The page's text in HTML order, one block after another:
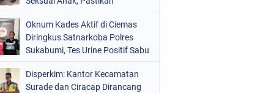
Oknum Kades Aktif di Ciemas
Diringkus Satnarkoba Polres
Sukabumi, Tes Urine Positif Sabu
Disperkim: Kantor Kecamatan
Surade dan Ciracap Dirancang